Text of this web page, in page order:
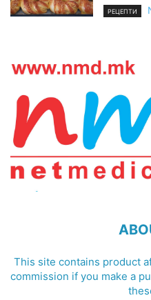
РЕЦЕПТИ
This site contains product
commission if you make a